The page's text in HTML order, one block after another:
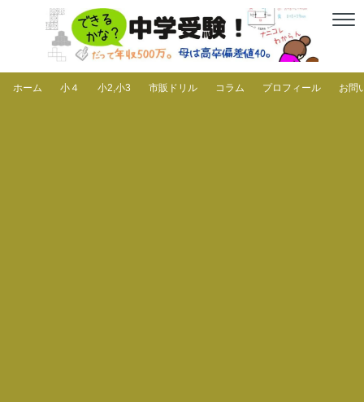
ホーム 小４ 小2,小3 市販ドリル コラム プロフィール お問